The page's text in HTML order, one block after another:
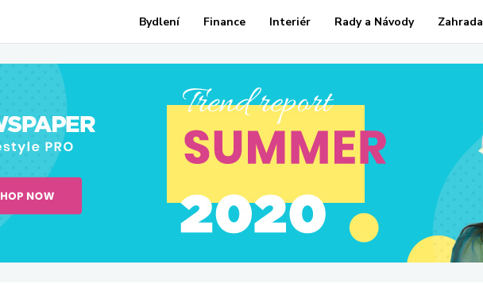
Bydlení Finance Interiér Rady a Návody Zahrada